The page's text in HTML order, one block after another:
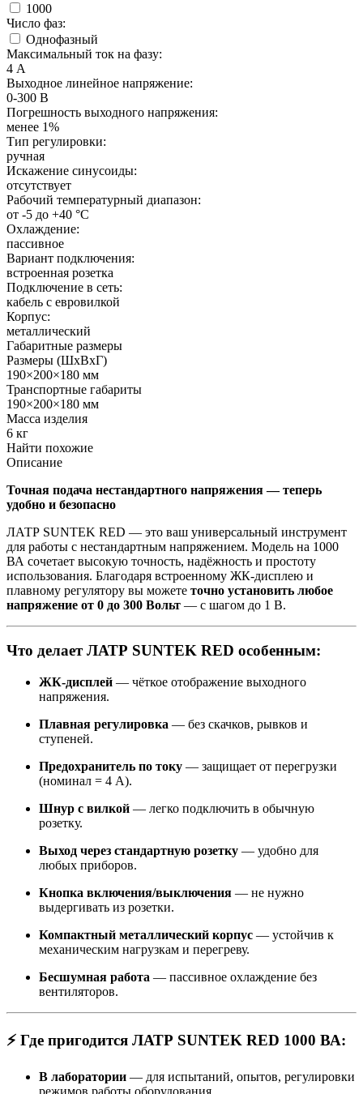
1000
Число фаз:
Однофазный
Максимальный ток на фазу:
4 А
Выходное линейное напряжение:
0-300 В
Погрешность выходного напряжения:
менее 1%
Тип регулировки:
ручная
Искажение синусоиды:
отсутствует
Рабочий температурный диапазон:
от -5 до +40 °C
Охлаждение:
пассивное
Вариант подключения:
встроенная розетка
Подключение в сеть:
кабель с евровилкой
Корпус:
металлический
Габаритные размеры
Размеры (ШxВxГ)
190×200×180 мм
Транспортные габариты
190×200×180 мм
Масса изделия
6 кг
Найти похожие
Описание
Точная подача нестандартного напряжения — теперь
удобно и безопасно
ЛАТР SUNTEK RED — это ваш универсальный инструмент
для работы с нестандартным напряжением. Модель на 1000
ВА сочетает высокую точность, надёжность и простоту
использования. Благодаря встроенному ЖК-дисплею и
плавному регулятору вы можете точно установить любое
напряжение от 0 до 300 Вольт — с шагом до 1 В.
Что делает ЛАТР SUNTEK RED особенным:
ЖК-дисплей — чёткое отображение выходного
напряжения.
Плавная регулировка — без скачков, рывков и
ступеней.
Предохранитель по току — защищает от перегрузки
(номинал = 4 А).
Шнур с вилкой — легко подключить в обычную
розетку.
Выход через стандартную розетку — удобно для
любых приборов.
Кнопка включения/выключения — не нужно
выдергивать из розетки.
Компактный металлический корпус — устойчив к
механическим нагрузкам и перегреву.
Бесшумная работа — пассивное охлаждение без
вентиляторов.
⚡ Где пригодится ЛАТР SUNTEK RED 1000 ВА:
В лаборатории — для испытаний, опытов, регулировки